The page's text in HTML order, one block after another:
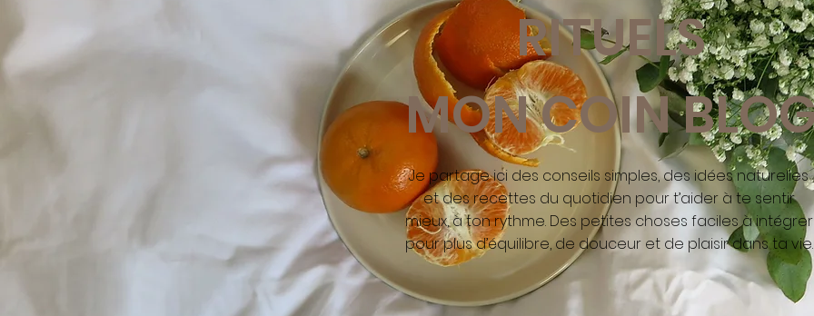
RITUELS
MON COIN
Je partage ici des conseils simples, des idées naturelles
et des recettes du quotidien pour t’aider à te sentir
mieux, à ton rythme. Des petites choses faciles à intégrer
pour plus d’équilibre, de douceur et de plaisir dans ta vie.